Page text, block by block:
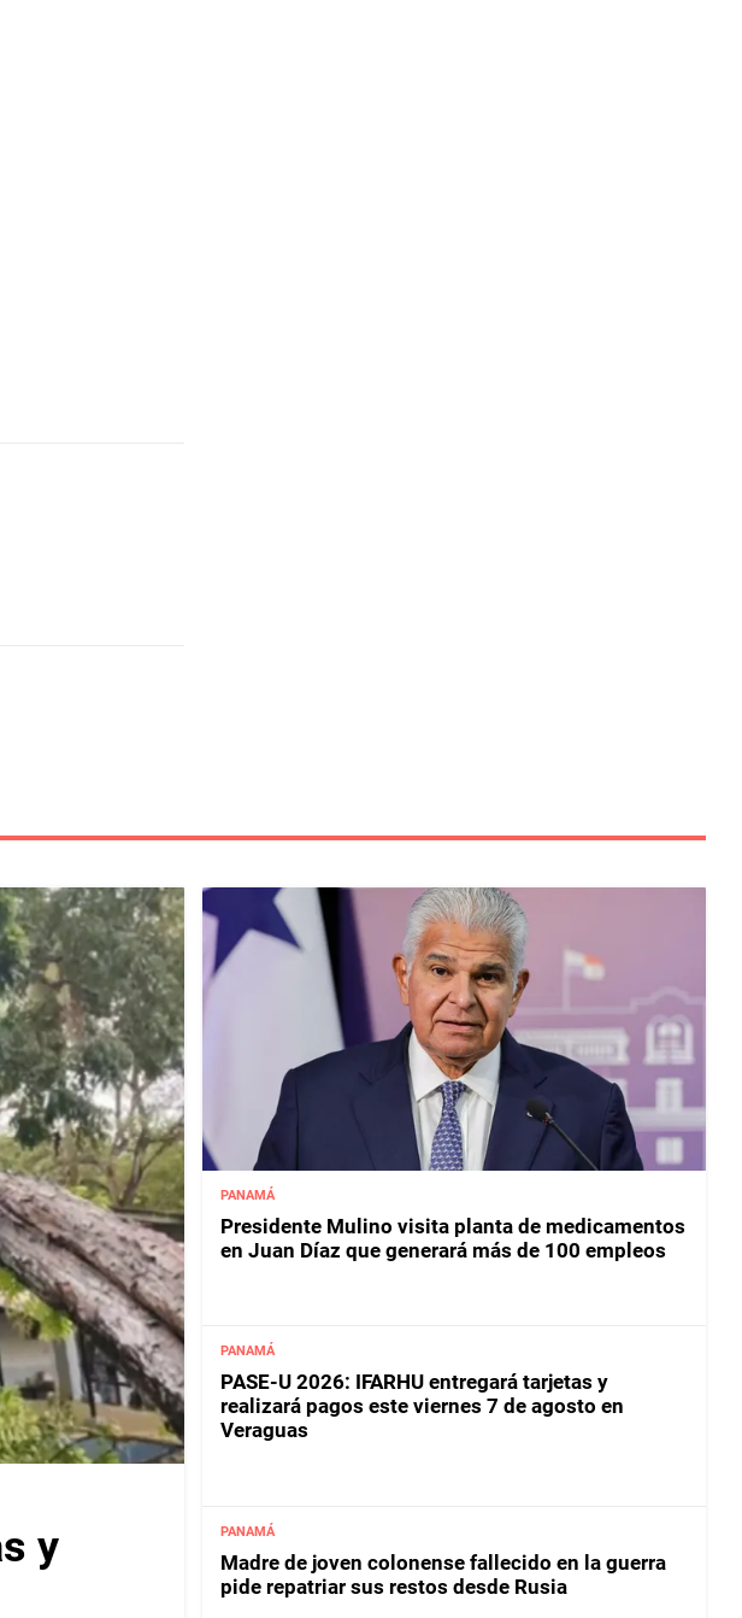
y
PANAMÁ
Presidente Mulino visita planta de medicamentos
en Juan Díaz que generará más de 100 empleos
PANAMÁ
PASE-U 2026: IFARHU entregará tarjetas y
realizará pagos este viernes 7 de agosto en
Veraguas
PANAMÁ
Madre de joven colonense fallecido en la guerra
pide repatriar sus restos desde Rusia